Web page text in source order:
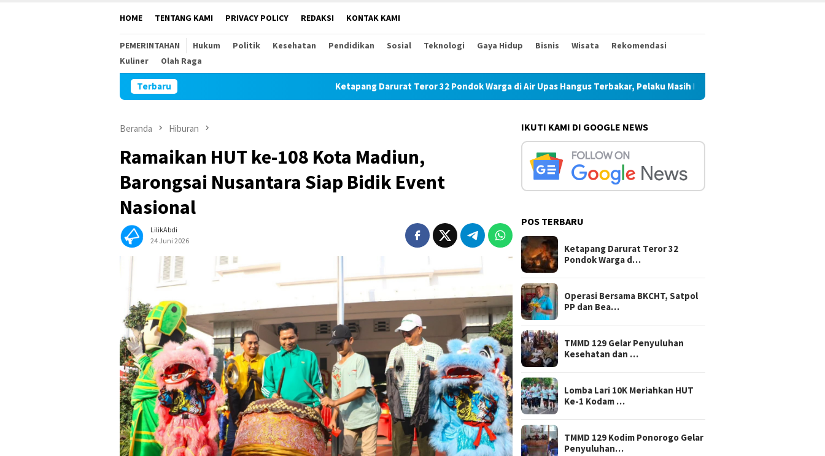
HOME TENTANG KAMI PRIVACY POLICY REDAKSI KONTAK KAMI
PEMERINTAHAN Hukum Politik Kesehatan Pendidikan Sosial Teknologi Gaya Hidup Bisnis Wisata
Rekomendasi
Kuliner
Olah Raga
Terbaru Ketapang Darurat Teror 32 Pondok Warga di Air Upas Hangus Terbakar, Pelaku Masih Buron
Beranda Hiburan
Ramaikan HUT ke-108 Kota Madiun,
Barongsai Nusantara Siap Bidik Event
Nasional
LilikAbdi
24 Juni 2026
IKUTI KAMI DI GOOGLE NEWS
POS TERBARU
Ketapang Darurat Teror 32
Pondok Warga d…
Operasi Bersama BKCHT, Satpol
PP dan Bea…
TMMD 129 Gelar Penyuluhan
Kesehatan dan …
Lomba Lari 10K Meriahkan HUT
Ke-1 Kodam …
TMMD 129 Kodim Ponorogo Gelar
Penyuluhan…